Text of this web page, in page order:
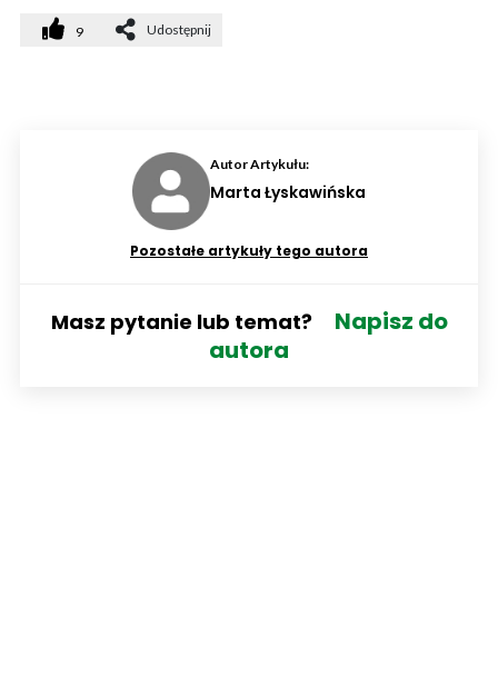
9 Udostępnij
Autor Artykułu:
Marta Łyskawińska
Pozostałe artykuły tego autora
Masz pytanie lub temat?
Napisz do
autora